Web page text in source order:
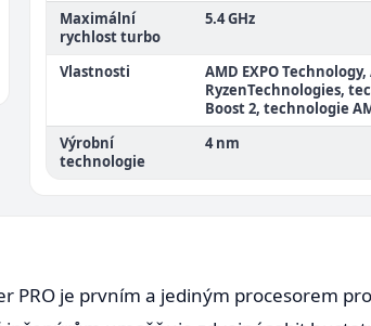
Maximální
rychlost turbo
5.4 GHz
Vlastnosti
AMD EXPO Technology,
RyzenTechnologies,
Boost 2, technologie
Výrobní
technologie
4 nm
PRO je prvním a jediným procesorem